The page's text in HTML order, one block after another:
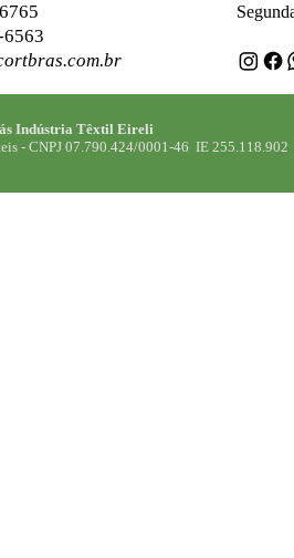
Indústria Têxtil Eireli
- CNPJ 07.790.424/0001-46 IE 255.118.902